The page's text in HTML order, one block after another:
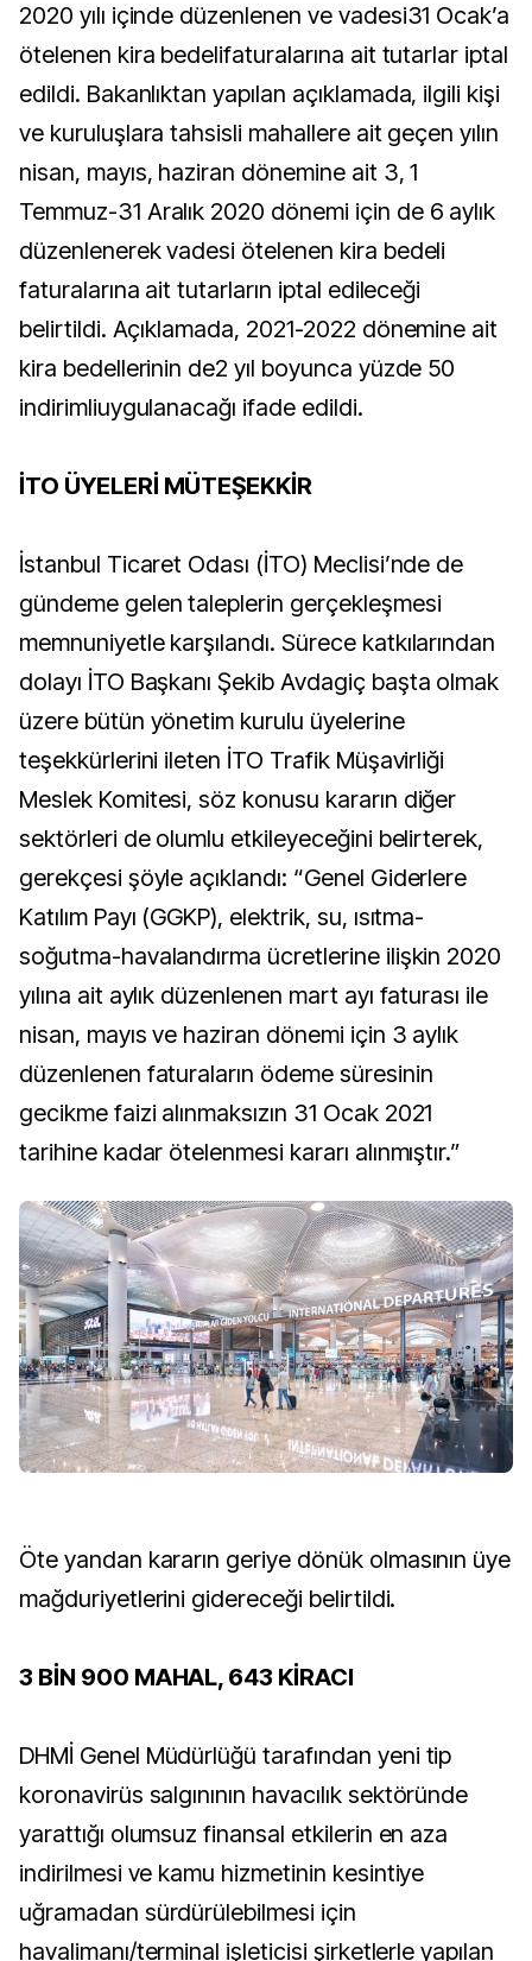
2020 yılı içinde düzenlenen ve vadesi31 Ocak’a
ötelenen kira bedelifaturalarına ait tutarlar iptal
edildi. Bakanlıktan yapılan açıklamada, ilgili kişi
ve kuruluşlara tahsisli mahallere ait geçen yılın
nisan, mayıs, haziran dönemine ait 3, 1
Temmuz-31 Aralık 2020 dönemi için de 6 aylık
düzenlenerek vadesi ötelenen kira bedeli
faturalarına ait tutarların iptal edileceği
belirtildi. Açıklamada, 2021-2022 dönemine ait
kira bedellerinin de2 yıl boyunca yüzde 50
indirimliuygulanacağı ifade edildi.
İTO ÜYELERİ MÜTEŞEKKİR
İstanbul Ticaret Odası (İTO) Meclisi’nde de
gündeme gelen taleplerin gerçekleşmesi
memnuniyetle karşılandı. Sürece katkılarından
dolayı İTO Başkanı Şekib Avdagiç başta olmak
üzere bütün yönetim kurulu üyelerine
teşekkürlerini ileten İTO Trafik Müşavirliği
Meslek Komitesi, söz konusu kararın diğer
sektörleri de olumlu etkileyeceğini belirterek,
gerekçesi şöyle açıklandı: “Genel Giderlere
Katılım Payı (GGKP), elektrik, su, ısıtma-
soğutma-havalandırma ücretlerine ilişkin 2020
yılına ait aylık düzenlenen mart ayı faturası ile
nisan, mayıs ve haziran dönemi için 3 aylık
düzenlenen faturaların ödeme süresinin
gecikme faizi alınmaksızın 31 Ocak 2021
tarihine kadar ötelenmesi kararı alınmıştır.”
Öte yandan kararın geriye dönük olmasının üye
mağduriyetlerini gidereceği belirtildi.
3 BİN 900 MAHAL, 643 KİRACI
DHMİ Genel Müdürlüğü tarafından yeni tip
koronavirüs salgınının havacılık sektöründe
yarattığı olumsuz finansal etkilerin en aza
indirilmesi ve kamu hizmetinin kesintiye
uğramadan sürdürülebilmesi için
havalimanı/terminal işleticisi şirketlerle yapılan